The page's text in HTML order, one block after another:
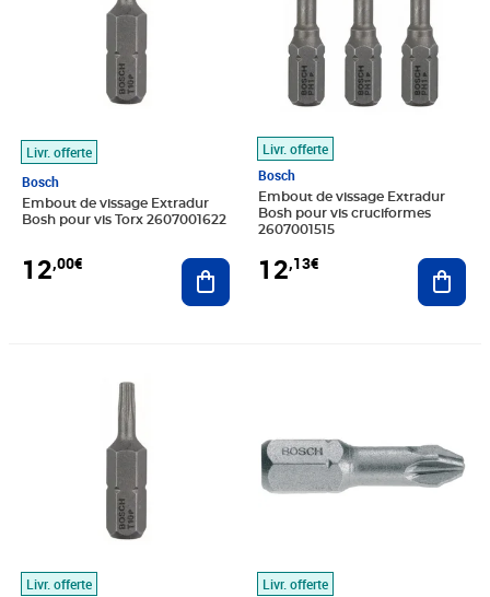
Livr. offerte
Bosch
Embout de vissage Extradur
Bosh pour vis Torx 2607001622
12,00€ Ajouter au panier
Livr. offerte
Bosch
Embout de vissage Extradur
Bosh pour vis cruciformes
2607001515
12,13€
Livr. offerte
Livr. offerte